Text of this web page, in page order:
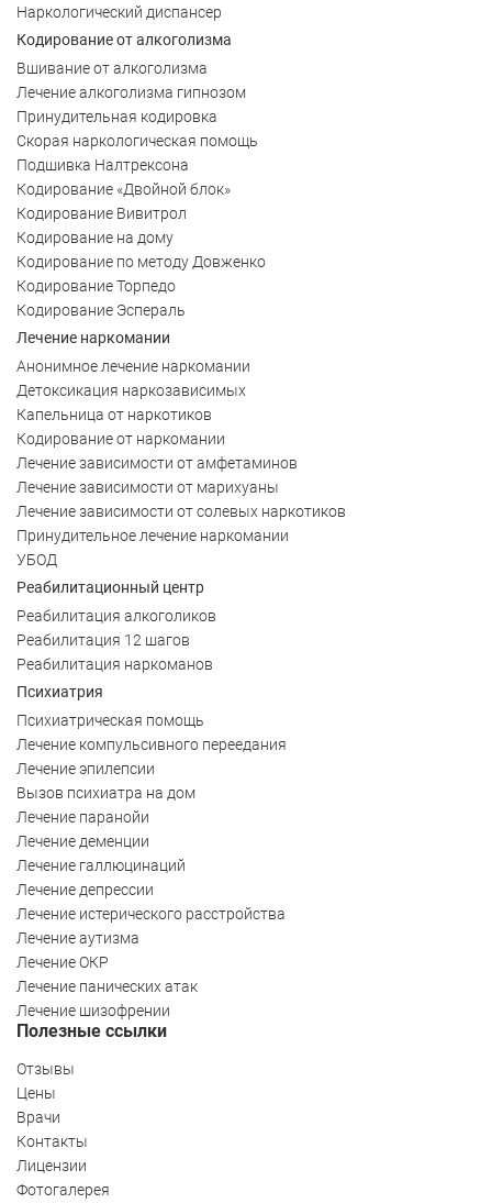
Наркологический диспансер
Кодирование от алкоголизма
Вшивание от алкоголизма
Лечение алкоголизма гипнозом
Принудительная кодировка
Скорая наркологическая помощь
Подшивка Налтрексона
Кодирование «Двойной блок»
Кодирование Вивитрол
Кодирование на дому
Кодирование по методу Довженко
Кодирование Торпедо
Кодирование Эспераль
Лечение наркомании
Анонимное лечение наркомании
Детоксикация наркозависимых
Капельница от наркотиков
Кодирование от наркомании
Лечение зависимости от амфетаминов
Лечение зависимости от марихуаны
Лечение зависимости от солевых наркотиков
Принудительное лечение наркомании
УБОД
Реабилитационный центр
Реабилитация алкоголиков
Реабилитация 12 шагов
Реабилитация наркоманов
Психиатрия
Психиатрическая помощь
Лечение компульсивного переедания
Лечение эпилепсии
Вызов психиатра на дом
Лечение паранойи
Лечение деменции
Лечение галлюцинаций
Лечение депрессии
Лечение истерического расстройства
Лечение аутизма
Лечение ОКР
Лечение панических атак
Лечение шизофрении
Полезные ссылки
Отзывы
Цены
Врачи
Контакты
Лицензии
Фотогалерея